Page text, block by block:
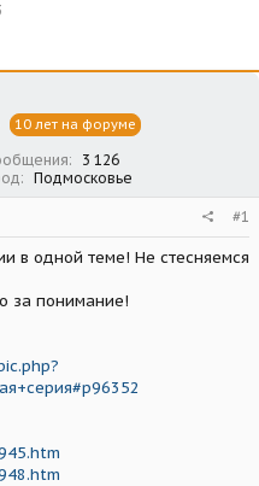
10 лет на форуме
3 126
Подмосковье
#1
в одной теме! Не стесняемся
за понимание!